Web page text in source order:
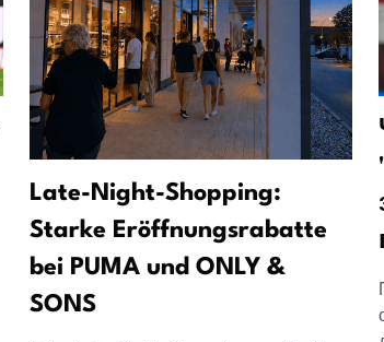
Late-Night-Shopping:
Starke Eröffnungsrabatte
bei PUMA und ONLY &
SONS